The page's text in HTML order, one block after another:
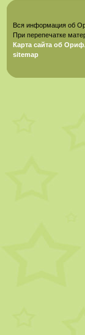
Вся информация об
При перепечатке
Карта сайта об
sitemap